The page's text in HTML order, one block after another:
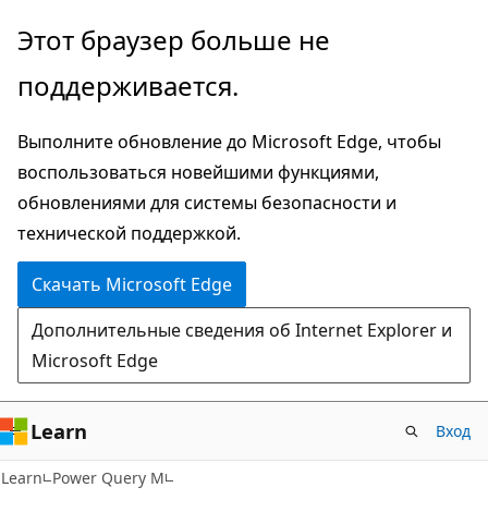
Пропустить
перейти
основному
содержимому
Этот браузер больше не
поддерживается.
Выполните обновление до Microsoft Edge, чтобы
воспользоваться новейшими функциями,
обновлениями для системы безопасности и
технической поддержкой.
Скачать Microsoft Edge
Дополнительные сведения об Internet Explorer и
Microsoft Edge
Learn Вход
Learn Power Query M